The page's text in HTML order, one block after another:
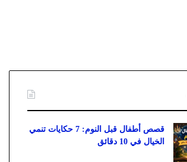
قصص أطفال قبل النوم: 7 حكايات تنمي
الخيال في 10 دقائق